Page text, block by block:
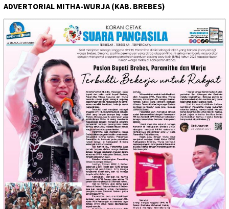
ADVERTORIAL MITHA-WURJA (KAB. BREBES)